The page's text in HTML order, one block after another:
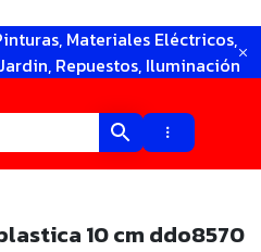
Materiales Eléctricos,
Repuestos, Iluminación
10 cm ddo8570